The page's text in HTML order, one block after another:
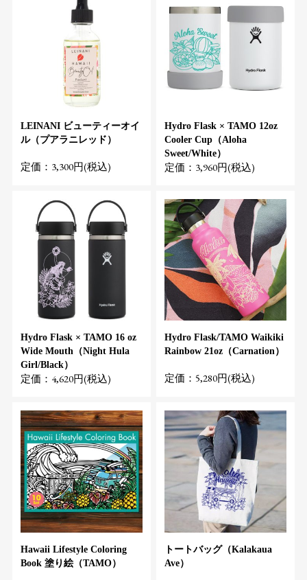
LEINANI ビューティーオイ
ル（プアラニレッド）
定価：3,300円(税込)
Hydro Flask × TAMO 12oz
Cooler Cup（Aloha
Sweet/White）
定価：3,960円(税込)
Hydro Flask × TAMO 16 oz
Wide Mouth（Night Hula
Girl/Black）
定価：4,620円(税込)
Hydro Flask/TAMO Waikiki
Rainbow 21oz（Carnation）
定価：5,280円(税込)
Hawaii Lifestyle Coloring
Book 塗り絵（TAMO）
トートバッグ（Kalakaua
Ave）